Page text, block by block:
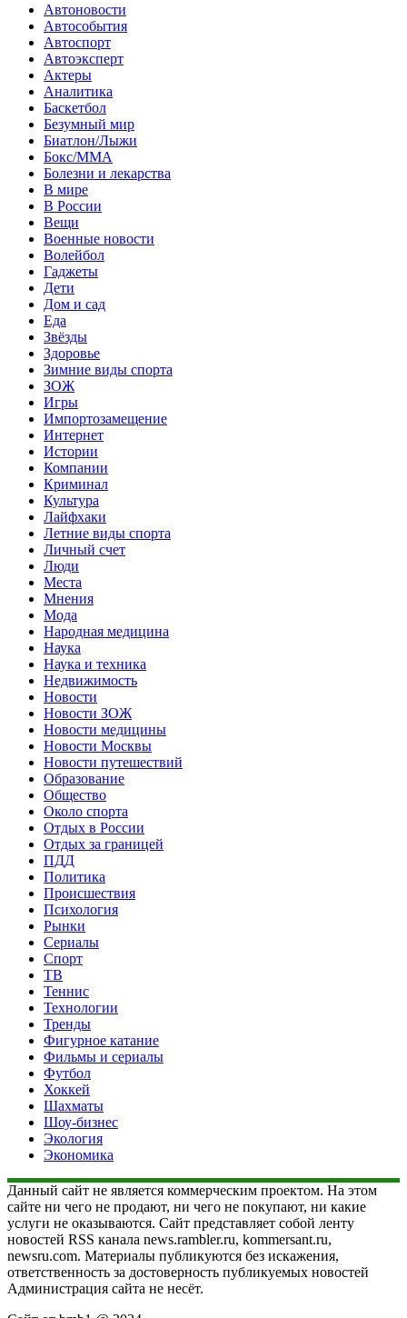
Автоновости
Автособытия
Автоспорт
Автоэксперт
Актеры
Аналитика
Баскетбол
Безумный мир
Биатлон/Лыжи
Бокс/MMA
Болезни и лекарства
В мире
В России
Вещи
Военные новости
Волейбол
Гаджеты
Дети
Дом и сад
Еда
Звёзды
Здоровье
Зимние виды спорта
ЗОЖ
Игры
Импортозамещение
Интернет
Истории
Компании
Криминал
Культура
Лайфхаки
Летние виды спорта
Личный счет
Люди
Места
Мнения
Мода
Народная медицина
Наука
Наука и техника
Недвижимость
Новости
Новости ЗОЖ
Новости медицины
Новости Москвы
Новости путешествий
Образование
Общество
Около спорта
Отдых в России
Отдых за границей
ПДД
Политика
Происшествия
Психология
Рынки
Сериалы
Спорт
ТВ
Теннис
Технологии
Тренды
Фигурное катание
Фильмы и сериалы
Футбол
Хоккей
Шахматы
Шоу-бизнес
Экология
Экономика
Данный сайт не является коммерческим проектом. На этом
сайте ни чего не продают, ни чего не покупают, ни какие
услуги не оказываются. Сайт представляет собой ленту
новостей RSS канала news.rambler.ru, kommersant.ru,
newsru.com. Материалы публикуются без искажения,
ответственность за достоверность публикуемых новостей
Администрация сайта не несёт.